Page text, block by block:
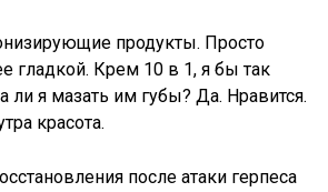
продукты. Просто
гладкой. Крем 10 в 1, я бы так
ли я мазать им губы? Да. Нравится.
красота.
после атаки герпеса